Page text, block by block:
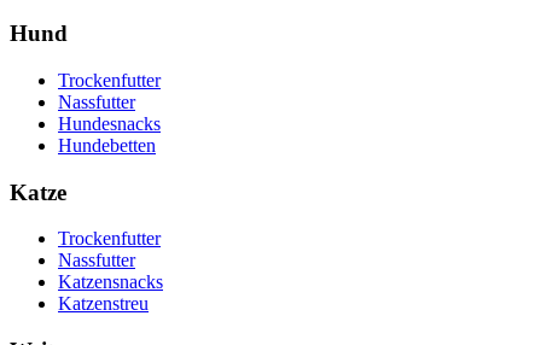
Hund
Trockenfutter
Nassfutter
Hundesnacks
Hundebetten
Katze
Trockenfutter
Nassfutter
Katzensnacks
Katzenstreu